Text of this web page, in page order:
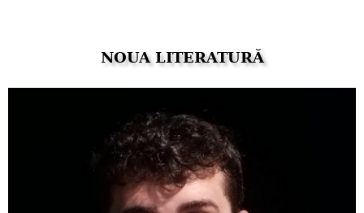
NOUA LITERATURĂ